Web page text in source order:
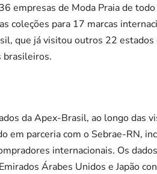
empresas de Moda Praia de
coleções para 17 marcas
que já visitou outros 22
brasileiros.
da Apex-Brasil, ao longo das
em parceria com o Sebrae-RN,
internacionais. Os
Árabes Unidos e Japão